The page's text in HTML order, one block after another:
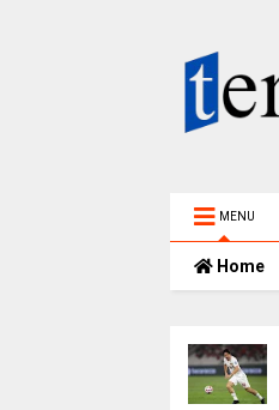
MENU
Home